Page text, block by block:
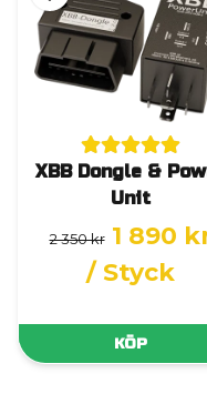
XBB Dongle &
Unit
2 350 kr 1 890
/ Styck
KÖP